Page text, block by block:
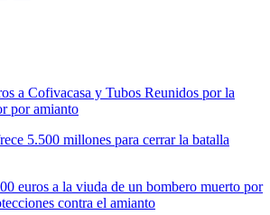
a Cofivacasa y Tubos Reunidos por la
por amianto
5.500 millones para cerrar la batalla
euros a la viuda de un bombero muerto por
contra el amianto